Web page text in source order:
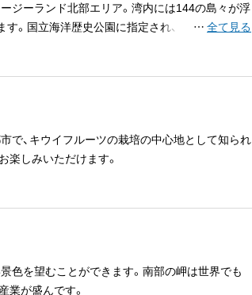
ジーランド北部エリア。湾内には144の島々が浮
。国立海洋歴史公園に指定され、豊富な種類の
… 全て見る
で、キウイフルーツの栽培の中心地として知られ
楽しみいただけます。
色を望むことができます。南部の岬は世界でも
業が盛んです。